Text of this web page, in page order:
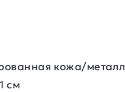
кожа/металл
см